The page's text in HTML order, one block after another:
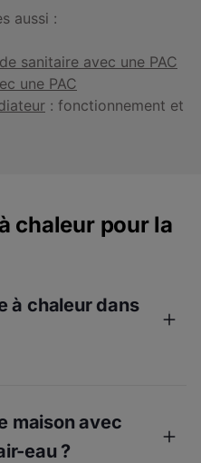
aussi :
sanitaire avec une PAC
une PAC
: fonctionnement et
chaleur pour la
à chaleur dans
en compte
d’une pompe à
maison avec
eau ?